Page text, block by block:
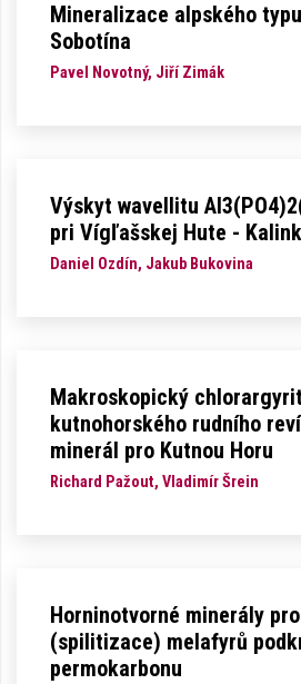
Mineralizace alpského
Sobotína
Pavel Novotný, Jiří Zimák
Výskyt wavellitu
pri Vígľašskej Hute -
Daniel Ozdín, Jakub Bukovina
Makroskopický
kutnohorského rudního
minerál pro Kutnou Horu
Richard Pažout, Vladimír Šrein
Horninotvorné minerály
(spilitizace) melafyrů
permokarbonu